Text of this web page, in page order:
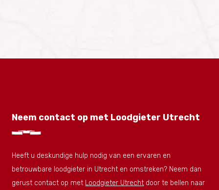
Neem contact op met Loodgieter Utrecht
Heeft u deskundige hulp nodig van een ervaren en
betrouwbare loodgieter in Utrecht en omstreken? Neem dan
gerust contact op met Loodgieter Utrecht door te bellen naar